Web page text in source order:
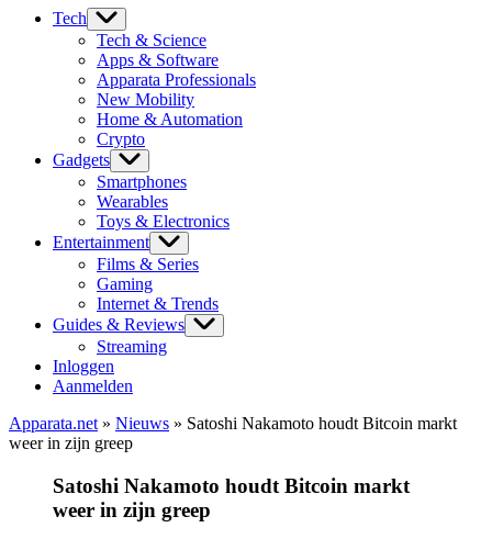
Tech
Tech & Science
Apps & Software
Apparata Professionals
New Mobility
Home & Automation
Crypto
Gadgets
Smartphones
Wearables
Toys & Electronics
Entertainment
Films & Series
Gaming
Internet & Trends
Guides & Reviews
Streaming
Inloggen
Aanmelden
Apparata.net » Nieuws » Satoshi Nakamoto houdt Bitcoin markt
weer in zijn greep
Satoshi Nakamoto houdt Bitcoin markt
weer in zijn greep